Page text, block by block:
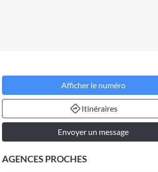
Afficher le numéro
Itinéraires
Envoyer un message
AGENCES PROCHES